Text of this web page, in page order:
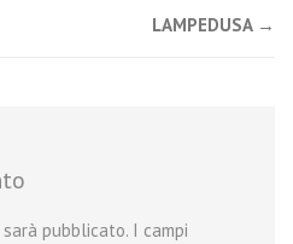
LAMPEDUSA →
pubblicato. I campi